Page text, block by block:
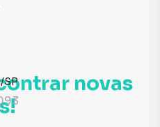
novas
/SP